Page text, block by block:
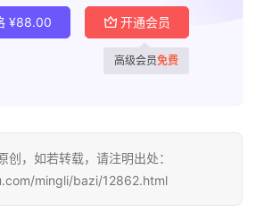
¥88.00 开通会员
高级会员免费
创，如若转载，请注明出处：
mingli/bazi/12862.html